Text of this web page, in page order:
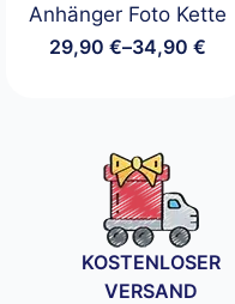
Anhänger Foto Kette
29,90 €–34,90 €
Preisspanne:
KOSTENLOSER
VERSAND